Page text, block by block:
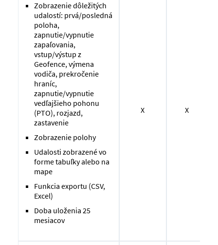
Zobrazenie dôležitých
udalostí: prvá/posledná
poloha,
zapnutie/vypnutie
zapaľovania,
vstup/výstup z
Geofence, výmena
vodiča, prekročenie
hraníc,
zapnutie/vypnutie
vedľajšieho pohonu
(PTO), rozjazd,
zastavenie
Zobrazenie polohy
Udalosti zobrazené vo
forme tabuľky alebo na
mape
Funkcia exportu (CSV,
Excel)
Doba uloženia 25
mesiacov
X X